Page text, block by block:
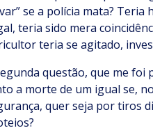
se a polícia mata?
teria sido mera
teria se agitado,
questão, que me foi
a morte de um igual se,
quer seja por tiros